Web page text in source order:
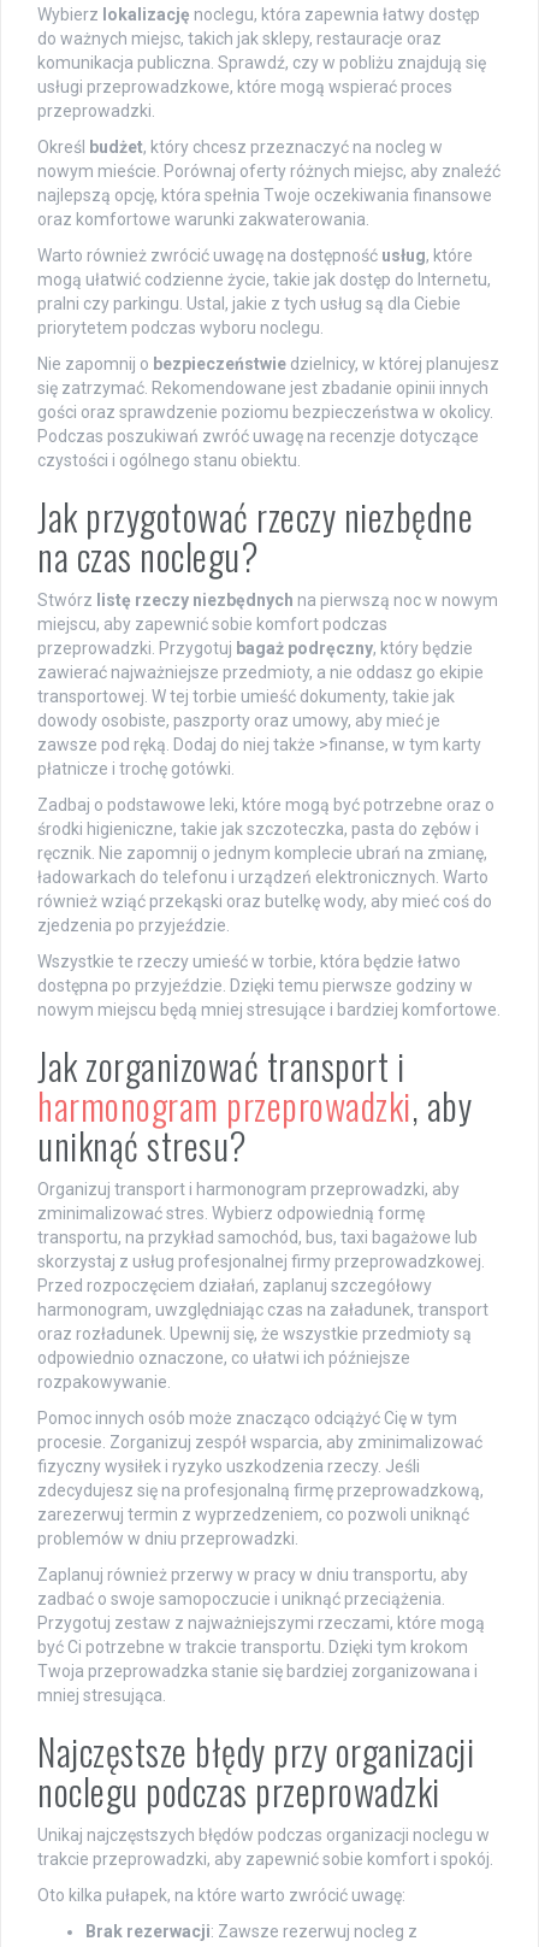
Wybierz lokalizację noclegu, która zapewnia łatwy dostęp
do ważnych miejsc, takich jak sklepy, restauracje oraz
komunikacja publiczna. Sprawdź, czy w pobliżu znajdują się
usługi przeprowadzkowe, które mogą wspierać proces
przeprowadzki.
Określ budżet, który chcesz przeznaczyć na nocleg w
nowym mieście. Porównaj oferty różnych miejsc, aby znaleźć
najlepszą opcję, która spełnia Twoje oczekiwania finansowe
oraz komfortowe warunki zakwaterowania.
Warto również zwrócić uwagę na dostępność usług, które
mogą ułatwić codzienne życie, takie jak dostęp do Internetu,
pralni czy parkingu. Ustal, jakie z tych usług są dla Ciebie
priorytetem podczas wyboru noclegu.
Nie zapomnij o bezpieczeństwie dzielnicy, w której planujesz
się zatrzymać. Rekomendowane jest zbadanie opinii innych
gości oraz sprawdzenie poziomu bezpieczeństwa w okolicy.
Podczas poszukiwań zwróć uwagę na recenzje dotyczące
czystości i ogólnego stanu obiektu.
Jak przygotować rzeczy niezbędne
na czas noclegu?
Stwórz listę rzeczy niezbędnych na pierwszą noc w nowym
miejscu, aby zapewnić sobie komfort podczas
przeprowadzki. Przygotuj bagaż podręczny, który będzie
zawierać najważniejsze przedmioty, a nie oddasz go ekipie
transportowej. W tej torbie umieść dokumenty, takie jak
dowody osobiste, paszporty oraz umowy, aby mieć je
zawsze pod ręką. Dodaj do niej także >finanse, w tym karty
płatnicze i trochę gotówki.
Zadbaj o podstawowe leki, które mogą być potrzebne oraz o
środki higieniczne, takie jak szczoteczka, pasta do zębów i
ręcznik. Nie zapomnij o jednym komplecie ubrań na zmianę,
ładowarkach do telefonu i urządzeń elektronicznych. Warto
również wziąć przekąski oraz butelkę wody, aby mieć coś do
zjedzenia po przyjeździe.
Wszystkie te rzeczy umieść w torbie, która będzie łatwo
dostępna po przyjeździe. Dzięki temu pierwsze godziny w
nowym miejscu będą mniej stresujące i bardziej komfortowe.
Jak zorganizować transport i
harmonogram przeprowadzki, aby
uniknąć stresu?
Organizuj transport i harmonogram przeprowadzki, aby
zminimalizować stres. Wybierz odpowiednią formę
transportu, na przykład samochód, bus, taxi bagażowe lub
skorzystaj z usług profesjonalnej firmy przeprowadzkowej.
Przed rozpoczęciem działań, zaplanuj szczegółowy
harmonogram, uwzględniając czas na załadunek, transport
oraz rozładunek. Upewnij się, że wszystkie przedmioty są
odpowiednio oznaczone, co ułatwi ich późniejsze
rozpakowywanie.
Pomoc innych osób może znacząco odciążyć Cię w tym
procesie. Zorganizuj zespół wsparcia, aby zminimalizować
fizyczny wysiłek i ryzyko uszkodzenia rzeczy. Jeśli
zdecydujesz się na profesjonalną firmę przeprowadzkową,
zarezerwuj termin z wyprzedzeniem, co pozwoli uniknąć
problemów w dniu przeprowadzki.
Zaplanuj również przerwy w pracy w dniu transportu, aby
zadbać o swoje samopoczucie i uniknąć przeciążenia.
Przygotuj zestaw z najważniejszymi rzeczami, które mogą
być Ci potrzebne w trakcie transportu. Dzięki tym krokom
Twoja przeprowadzka stanie się bardziej zorganizowana i
mniej stresująca.
Najczęstsze błędy przy organizacji
noclegu podczas przeprowadzki
Unikaj najczęstszych błędów podczas organizacji noclegu w
trakcie przeprowadzki, aby zapewnić sobie komfort i spokój.
Oto kilka pułapek, na które warto zwrócić uwagę:
Brak rezerwacji: Zawsze rezerwuj nocleg z